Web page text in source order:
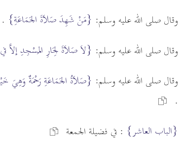
وقال صلى الله عليه وسلم: {مَنْ شَهِدَ صَلاَةَ الجَمَاعَةِ} .
وقال صلى الله عليه وسلم: {لاَ صَلاَةَ لِجَارِ المَسْجِدِ إلاَّ
وقال صلى الله عليه وسلم: {صَلاَةُ الجَمَاعَةِ رَحْمَةٌ وَهِيَ
.
{الباب العاشر} : في فضيلة الجمعة